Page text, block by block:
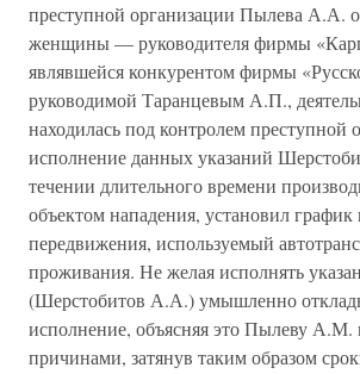
преступной организации Пылева А.А.
женщины — руководителя фирмы
являвшейся конкурентом фирмы
руководимой Таранцевым А.П.,
находилась под контролем преступной
исполнение данных указаний
течении длительного времени
объектом нападения, установил
передвижения, используемый
проживания. Не желая исполнять
(Шерстобитов А.А.) умышленно
исполнение, объясняя это Пылеву
причинами, затянув таким образом